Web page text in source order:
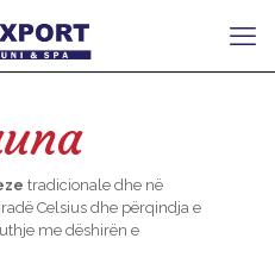
tradicionale dhe në
Celsius dhe përqindja e
me dëshirën e